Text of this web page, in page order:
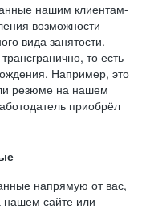
нашим клиентам-
возможности
вида занятости.
то есть
Например, это
резюме на нашем
приобрёл
напрямую от вас,
нашем сайте или